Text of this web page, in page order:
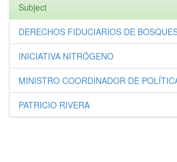
Subject
DERECHOS FIDUCIARIOS DE
INICIATIVA NITRÓGENO
MINISTRO COORDINADOR DE
PATRICIO RIVERA